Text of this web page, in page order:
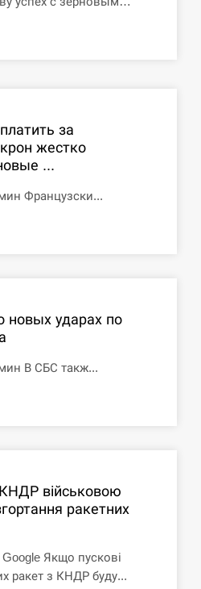
спеку загинули три
за
жестко
...
Французски...
новых ударах по
В СБС такж...
військовою
ракетних
Якщо пускові
ракет з КНДР буду...